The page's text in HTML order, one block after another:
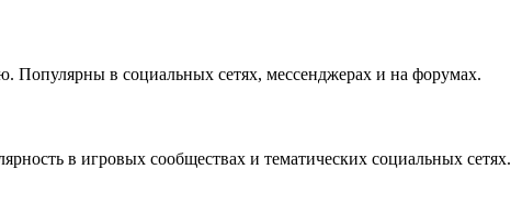
Популярны в социальных сетях, мессенджерах и на форумах.
в игровых сообществах и тематических социальных сетях.